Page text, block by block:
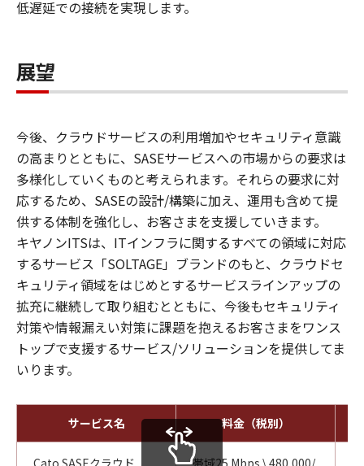
低遅延での接続を実現します。
展望
今後、クラウドサービスの利用増加やセキュリティ意識
の高まりとともに、SASEサービスへの市場からの要求は
多様化していくものと考えられます。それらの要求に対
応するため、SASEの設計/構築に加え、運用も含めて提
供する体制を強化し、お客さまを支援していきます。
キヤノンITSは、ITインフラに関するすべての領域に対応
するサービス「SOLTAGE」ブランドのもと、クラウドセ
キュリティ領域をはじめとするサービスラインアップの
拡充に継続して取り組むとともに、今後もセキュリティ
対策や情報漏えい対策に課題を抱えるお客さまをワンス
トップで支援するサービス/ソリューションを提供してま
いります。
サービス名 料金（税別）